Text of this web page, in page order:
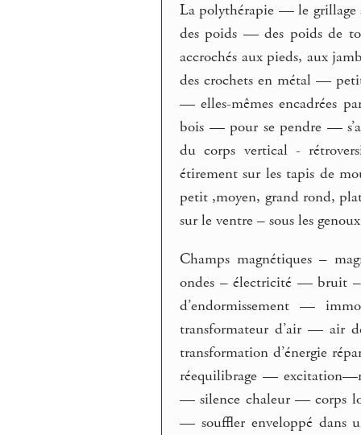
La polythérapie — le grillage
des poids — des poids de
accrochés aux pieds, aux
des crochets en métal —
— elles-mêmes encadrées
bois — pour se pendre —
du corps vertical -
étirement sur les tapis de
petit ,moyen, grand rond,
sur le ventre – sous les
Champs magnétiques –
ondes – électricité — bruit
d’endormissement —
transformateur d’air — air
transformation d’énergie
réequilibrage —
— silence chaleur — corps
— souffler enveloppé dans